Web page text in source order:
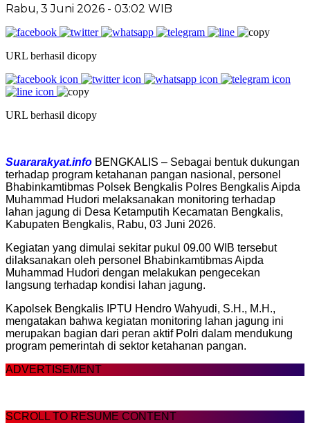
Rabu, 3 Juni 2026 - 03:02 WIB
URL berhasil dicopy
URL berhasil dicopy
Suararakyat.info BENGKALIS – Sebagai bentuk dukungan
terhadap program ketahanan pangan nasional, personel
Bhabinkamtibmas Polsek Bengkalis Polres Bengkalis Aipda
Muhammad Hudori melaksanakan monitoring terhadap
lahan jagung di Desa Ketamputih Kecamatan Bengkalis,
Kabupaten Bengkalis, Rabu, 03 Juni 2026.
Kegiatan yang dimulai sekitar pukul 09.00 WIB tersebut
dilaksanakan oleh personel Bhabinkamtibmas Aipda
Muhammad Hudori dengan melakukan pengecekan
langsung terhadap kondisi lahan jagung.
Kapolsek Bengkalis IPTU Hendro Wahyudi, S.H., M.H.,
mengatakan bahwa kegiatan monitoring lahan jagung ini
merupakan bagian dari peran aktif Polri dalam mendukung
program pemerintah di sektor ketahanan pangan.
ADVERTISEMENT
SCROLL TO RESUME CONTENT